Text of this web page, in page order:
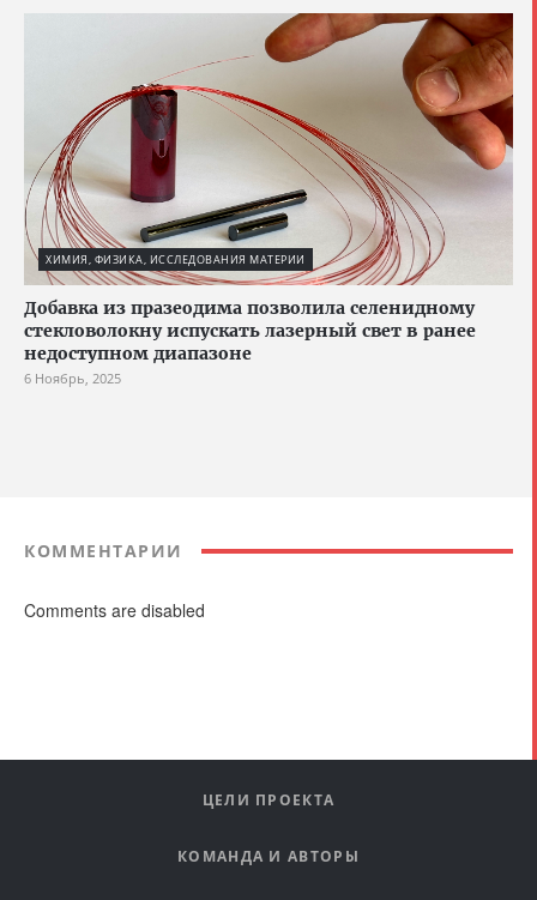
ХИМИЯ, ФИЗИКА, ИССЛЕДОВАНИЯ МАТЕРИИ
Добавка из празеодима позволила селенидному
стекловолокну испускать лазерный свет в ранее
недоступном диапазоне
6 Ноябрь, 2025
КОММЕНТАРИИ
Comments are disabled
ЦЕЛИ ПРОЕКТА
КОМАНДА И АВТОРЫ